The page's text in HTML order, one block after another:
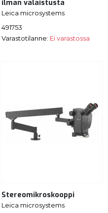
ilman valaistusta
Leica microsystems
491753
Varastotilanne: Ei varastossa
Stereomikroskooppi
Leica microsystems